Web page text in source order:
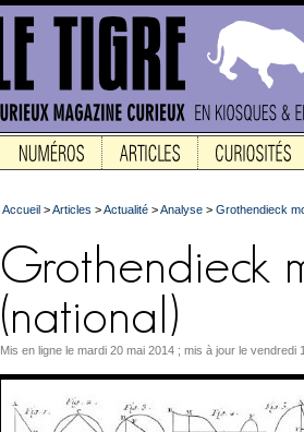
Accueil >Articles >Actualité >Analyse > Grothendieck
Mis en ligne le mardi 20 mai 2014 ; mis à jour le vendredi